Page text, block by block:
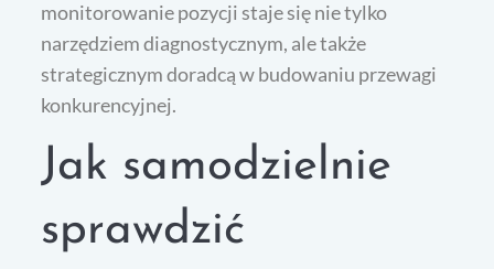
monitorowanie pozycji staje się nie tylko
narzędziem diagnostycznym, ale także
strategicznym doradcą w budowaniu przewagi
konkurencyjnej.
Jak samodzielnie
sprawdzić